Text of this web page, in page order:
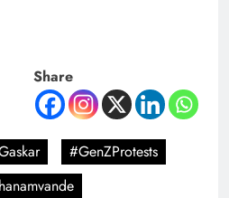
Share
#GenZProtests